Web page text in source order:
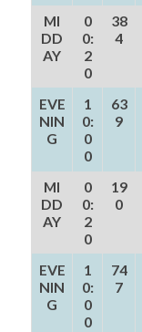
MI
DD
AY
0
0:
2
0
38
4
EVE
NIN
G
1
0:
0
0
63
9
MI
DD
AY
0
0:
2
0
19
0
EVE
NIN
G
1
0:
0
0
74
7